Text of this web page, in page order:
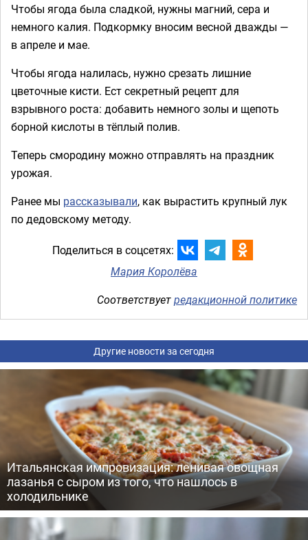
Чтобы ягода была сладкой, нужны магний, сера и
немного калия. Подкормку вносим весной дважды —
в апреле и мае.
Чтобы ягода налилась, нужно срезать лишние
цветочные кисти. Ест секретный рецепт для
взрывного роста: добавить немного золы и щепоть
борной кислоты в тёплый полив.
Теперь смородину можно отправлять на праздник
урожая.
Ранее мы рассказывали, как вырастить крупный лук
по дедовскому методу.
Поделиться в соцсетях:
Мария Королёва
Соответствуетредакционной политике
Другие новости за сегодня
Итальянская импровизация: ленивая овощная
лазанья с сыром из того, что нашлось в
холодильнике